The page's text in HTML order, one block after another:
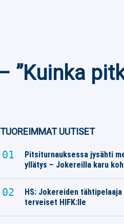
”Kuinka
TUOREIMMAT UUTISET
Pitsiturnauksessa jysähti
yllätys – Jokereilla karu
HS: Jokereiden
terveiset HIFK:lle